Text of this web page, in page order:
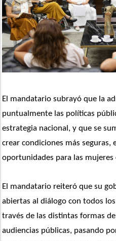
El mandatario subrayó que la
puntualmente las políticas
estrategia nacional, y que se
crear condiciones más seguras,
oportunidades para las
El mandatario reiteró que su
abiertas al diálogo con todos
través de las distintas formas
audiencias públicas, pasando